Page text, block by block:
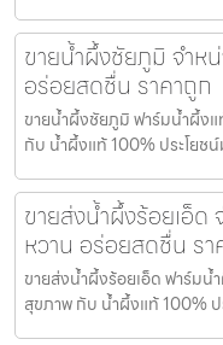
ขายน้ำผึ้งชัยภูมิ จำห
อร่อยสดชื่น ราคาถูก
ขายน้ำผึ้งชัยภูมิ ฟาร์มน้ำผึ้ง
กับ น้ำผึ้งแท้ 100% ประโยช
ขายส่งน้ำผึ้งร้อยเอ็
หวาน อร่อยสดชื่น รา
ขายส่งน้ำผึ้งร้อยเอ็ด ฟาร์มน้
สุขภาพ กับ น้ำผึ้งแท้ 100%